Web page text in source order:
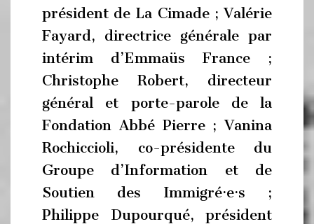
président de La Cimade ; Valérie
Fayard, directrice générale par
intérim d’Emmaüs France ;
Christophe Robert, directeur
général et porte-parole de la
Fondation Abbé Pierre ; Vanina
Rochiccioli, co-présidente du
Groupe d’Information et de
Soutien des Immigré·e·s ;
Philippe Dupourqué, président